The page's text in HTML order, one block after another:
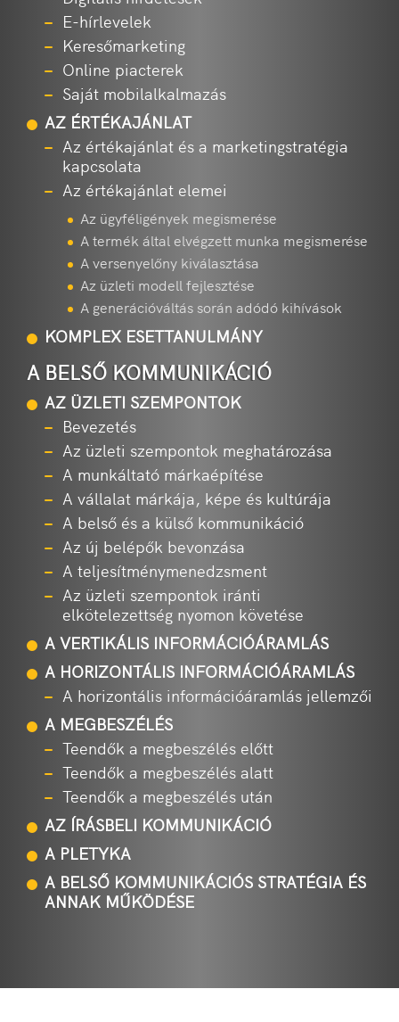
E-hírlevelek
Keresőmarketing
Online piacterek
Saját mobilalkalmazás
AZ ÉRTÉKAJÁNLAT
Az értékajánlat és a marketingstratégia
kapcsolata
Az értékajánlat elemei
Az ügyféligények megismerése
A termék által elvégzett munka megismerése
A versenyelőny kiválasztása
Az üzleti modell fejlesztése
A generációváltás során adódó kihívások
KOMPLEX ESETTANULMÁNY
A BELSŐ KOMMUNIKÁCIÓ
AZ ÜZLETI SZEMPONTOK
Bevezetés
Az üzleti szempontok meghatározása
A munkáltató márkaépítése
A vállalat márkája, képe és kultúrája
A belső és a külső kommunikáció
Az új belépők bevonzása
A teljesítménymenedzsment
Az üzleti szempontok iránti
elkötelezettség nyomon követése
A VERTIKÁLIS INFORMÁCIÓÁRAMLÁS
A HORIZONTÁLIS INFORMÁCIÓÁRAMLÁS
A horizontális információáramlás jellemzői
A MEGBESZÉLÉS
Teendők a megbeszélés előtt
Teendők a megbeszélés alatt
Teendők a megbeszélés után
AZ ÍRÁSBELI KOMMUNIKÁCIÓ
A PLETYKA
A BELSŐ KOMMUNIKÁCIÓS STRATÉGIA ÉS
ANNAK MŰKÖDÉSE